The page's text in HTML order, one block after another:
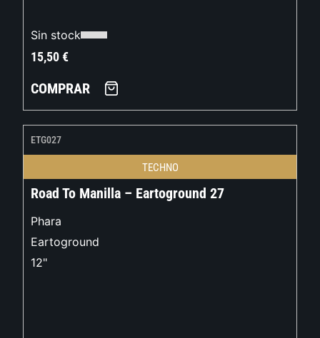
Sin stock
15,50€
COMPRAR
ETG027
TECHNO
Road To Manilla – Eartoground 27
Phara
Eartoground
12"